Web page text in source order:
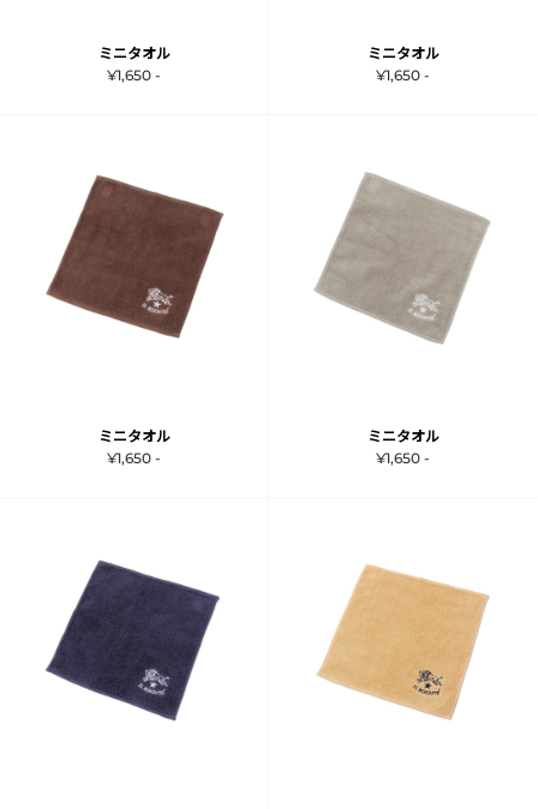
ミニタオル
¥1,650 -
ミニタオル
¥1,650 -
ミニタオル
¥1,650 -
ミニタオル
¥1,650 -